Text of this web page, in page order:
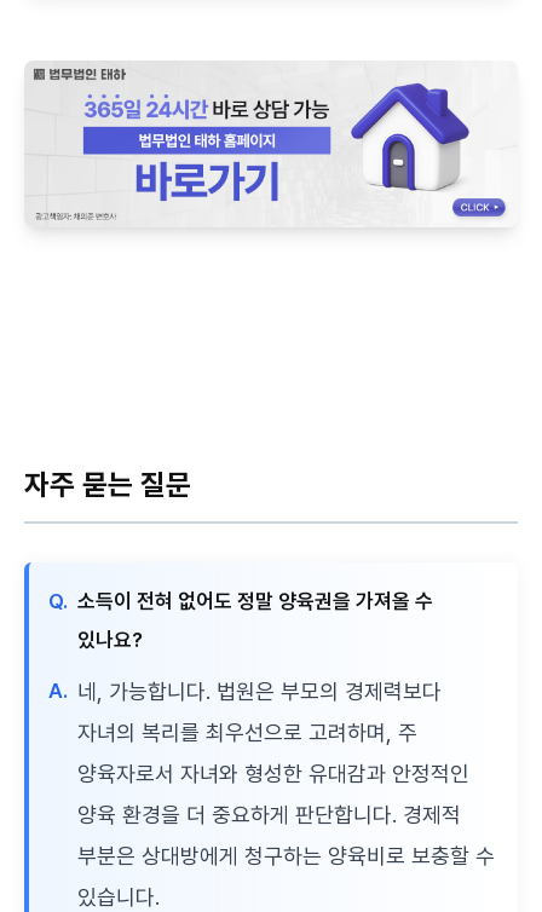
자주 묻는 질문
Q. 소득이 전혀 없어도 정말 양육권을 가져올 수
있나요?
A. 네, 가능합니다. 법원은 부모의 경제력보다
자녀의 복리를 최우선으로 고려하며, 주
양육자로서 자녀와 형성한 유대감과 안정적인
양육 환경을 더 중요하게 판단합니다. 경제적
부분은 상대방에게 청구하는 양육비로 보충할 수
있습니다.